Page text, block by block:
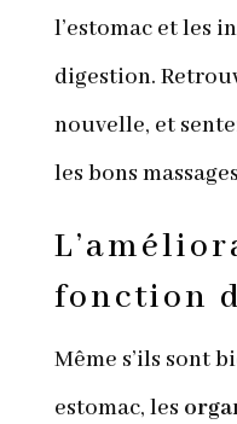
l’estomac et les
digestion.
nouvelle, et
les bons
fonction
Même s’ils sont
estomac, les